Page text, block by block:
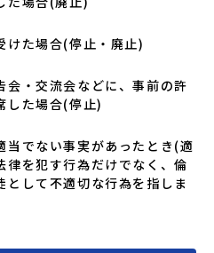
けた場合(停止・廃止)
会・交流会などに、事前の許
した場合(停止)
当でない事実があったとき(適
律を犯す行為だけでなく、倫
として不適切な行為を指しま